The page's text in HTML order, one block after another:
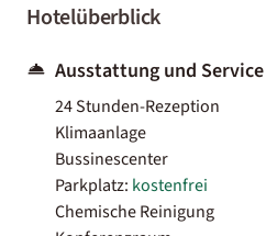
Hotelüberblick
Ausstattung und Service
24 Stunden-Rezeption
Klimaanlage
Bussinescenter
Parkplatz: kostenfrei
Chemische Reinigung